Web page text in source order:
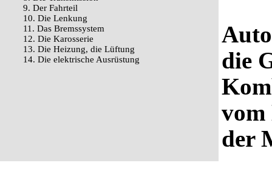
9. Der Fahrteil
10. Die Lenkung
11. Das Bremssystem
12. Die Karosserie
13. Die Heizung, die Lüftung
14. Die elektrische Ausrüstung
die
vom
der